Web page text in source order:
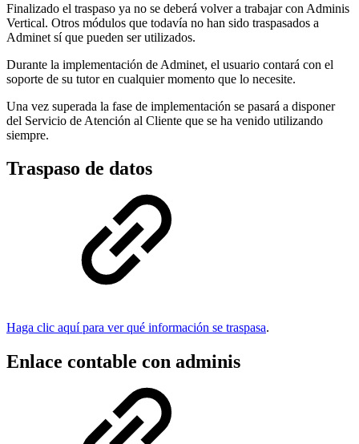
Finalizado el traspaso ya no se deberá volver a trabajar con Adminis
Vertical. Otros módulos que todavía no han sido traspasados a
Adminet sí que pueden ser utilizados.
Durante la implementación de Adminet, el usuario contará con el
soporte de su tutor en cualquier momento que lo necesite.
Una vez superada la fase de implementación se pasará a disponer
del Servicio de Atención al Cliente que se ha venido utilizando
siempre.
Traspaso de datos
Haga clic aquí para ver qué información se traspasa.
Enlace contable con adminis